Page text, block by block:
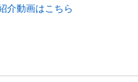
介動画はこちら